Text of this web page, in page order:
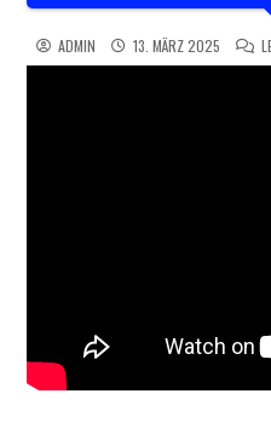
ADMIN 13. MÄRZ 2025